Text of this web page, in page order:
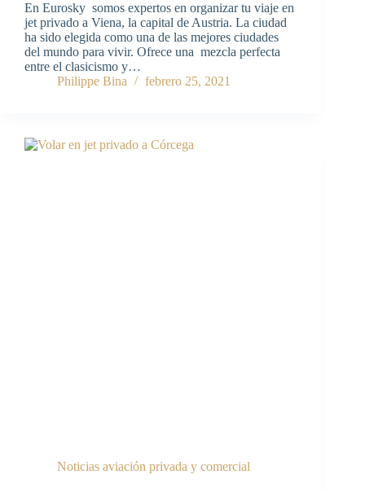
En Eurosky somos expertos en organizar tu viaje en
jet privado a Viena, la capital de Austria. La ciudad
ha sido elegida como una de las mejores ciudades
del mundo para vivir. Ofrece una mezcla perfecta
entre el clasicismo y…
Philippe Bina
febrero 25, 2021
Noticias aviación privada y comercial